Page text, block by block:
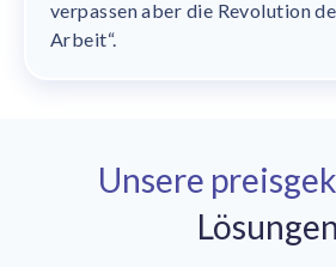
verpassen aber die Revolution
Arbeit“.
Unsere
Lösungen